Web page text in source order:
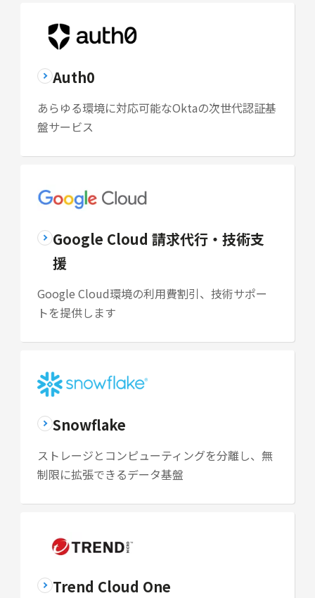
Auth0
あらゆる環境に対応可能なOktaの次世代認証基
盤サービス
Google Cloud 請求代行・技術支
援
Google Cloud環境の利用費割引、技術サポー
トを提供します
Snowflake
ストレージとコンピューティングを分離し、無
制限に拡張できるデータ基盤
Trend Cloud One